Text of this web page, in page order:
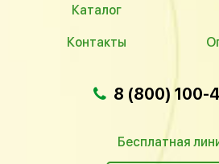
Каталог
Контакты
8 (800) 100-
Бесплатная